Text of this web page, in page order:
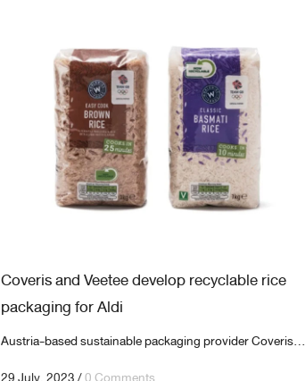
Coveris and Veetee develop recyclable rice
packaging for Aldi
Austria-based sustainable packaging provider Coveris...